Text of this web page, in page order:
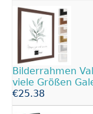
Bilderrahmen
viele Größen
€25.38